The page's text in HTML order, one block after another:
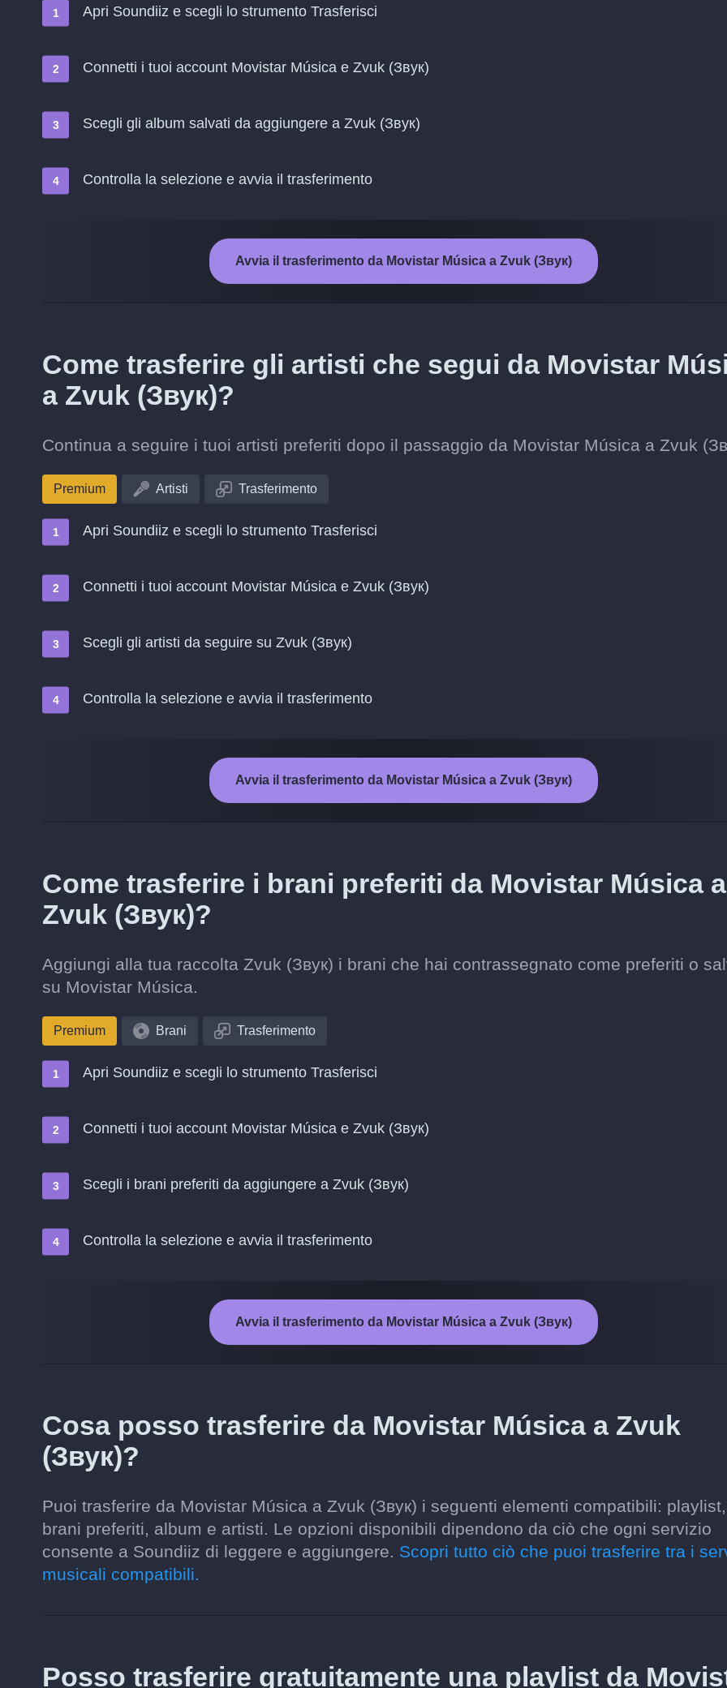
Apri Soundiiz e scegli lo strumento Trasferisci
Connetti i tuoi account Movistar Música e Zvuk (Звук)
Scegli gli album salvati da aggiungere a Zvuk (Звук)
Controlla la selezione e avvia il trasferimento
Avvia il trasferimento da Movistar Música a Zvuk (Звук)
Come trasferire gli artisti che segui da Movistar
a Zvuk (Звук)?
Continua a seguire i tuoi artisti preferiti dopo il passaggio da Movistar Música a Zvuk
Premium Artisti Trasferimento
Apri Soundiiz e scegli lo strumento Trasferisci
Connetti i tuoi account Movistar Música e Zvuk (Звук)
Scegli gli artisti da seguire su Zvuk (Звук)
Controlla la selezione e avvia il trasferimento
Avvia il trasferimento da Movistar Música a Zvuk (Звук)
Come trasferire i brani preferiti da Movistar Música a
Zvuk (Звук)?
Aggiungi alla tua raccolta Zvuk (Звук) i brani che hai contrassegnato come preferiti o
su Movistar Música.
Premium Brani Trasferimento
Apri Soundiiz e scegli lo strumento Trasferisci
Connetti i tuoi account Movistar Música e Zvuk (Звук)
Scegli i brani preferiti da aggiungere a Zvuk (Звук)
Controlla la selezione e avvia il trasferimento
Avvia il trasferimento da Movistar Música a Zvuk (Звук)
Cosa posso trasferire da Movistar Música a Zvuk
(Звук)?
Puoi trasferire da Movistar Música a Zvuk (Звук) i seguenti elementi compatibili: playlist,
brani preferiti, album e artisti. Le opzioni disponibili dipendono da ciò che ogni servizio
consente a Soundiiz di leggere e aggiungere. Scopri tutto ciò che puoi trasferire tra i
musicali compatibili.
Posso trasferire gratuitamente una playlist da